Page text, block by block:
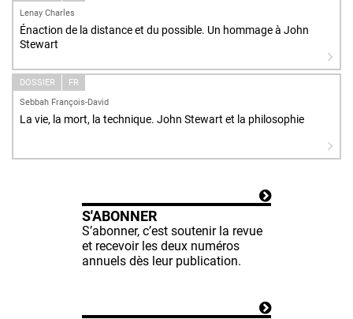
Lenay Charles
Énaction de la distance et du possible. Un hommage à John
Stewart
DOSSIER
FR
Sebbah François-David
La vie, la mort, la technique. John Stewart et la philosophie
S'ABONNER
S’abonner, c’est soutenir la revue
et recevoir les deux numéros
annuels dès leur publication.